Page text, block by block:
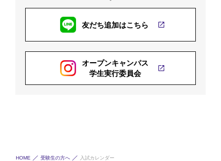
友だち追加はこちら
オープンキャンパス
学生実行委員会
HOME 受験生の方へ 入試カレンダー